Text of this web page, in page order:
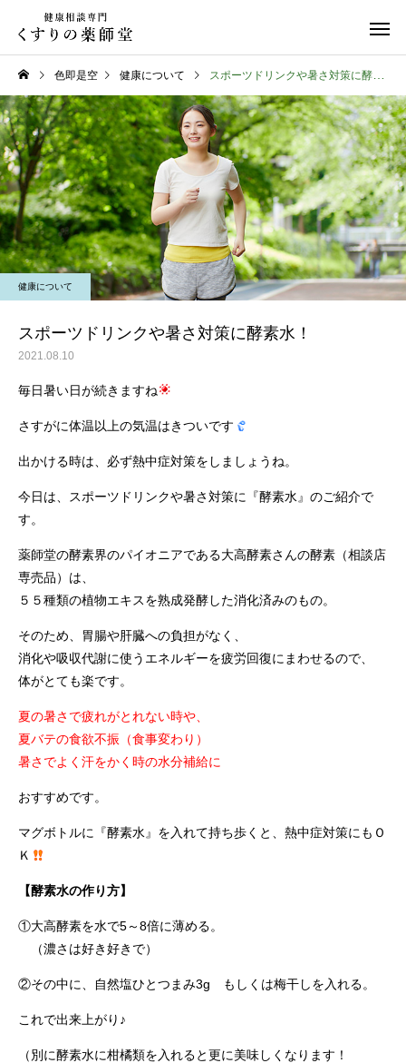
日常のこと
熊本県代表有明高校、初戦
突破おめでとう！
日常のこと
令和８年熊本地震
色即是空 健康について スポーツドリンクや暑さ対策に酵素水！
健康について
スポーツドリンクや暑さ対策に酵素水！
2021.08.10
毎日暑い日が続きますね
さすがに体温以上の気温はきついです
出かける時は、必ず熱中症対策をしましょうね。
今日は、スポーツドリンクや暑さ対策に『酵素水』のご紹介で
す。
薬師堂の酵素界のパイオニアである大高酵素さんの酵素（相談店
専売品）は、
５５種類の植物エキスを熟成発酵した消化済みのもの。
そのため、胃腸や肝臓への負担がなく、
消化や吸収代謝に使うエネルギーを疲労回復にまわせるので、
体がとても楽です。
夏の暑さで疲れがとれない時や、
夏バテの食欲不振（食事変わり）
暑さでよく汗をかく時の水分補給に
おすすめです。
マグボトルに『酵素水』を入れて持ち歩くと、熱中症対策にもＯ
Ｋ
【酵素水の作り方】
①大高酵素を水で5～8倍に薄める。
（濃さは好き好きで）
②その中に、自然塩ひとつまみ3g もしくは梅干しを入れる。
これで出来上がり♪
（別に酵素水に柑橘類を入れると更に美味しくなります！